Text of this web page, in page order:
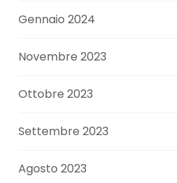
Gennaio 2024
Novembre 2023
Ottobre 2023
Settembre 2023
Agosto 2023